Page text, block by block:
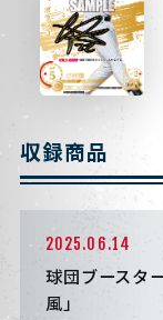
収録商品
2025.06.14
球団ブースタ
風」